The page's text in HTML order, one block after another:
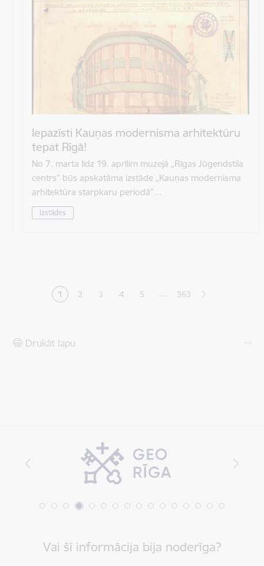
Iepazīsti Kauņas modernisma arhitektūru
tepat Rīgā!
No 7. marta līdz 19. aprīlim muzejā „Rīgas Jūgendstila
centrs” būs apskatāma izstāde „Kauņas modernisma
arhitektūra starpkaru periodā”…
Izstādes
Pašreizējā lapa
1 Lapa
2 Lapa
3 Lapa
4 Lapa
5 … 363
Drukāt lapu
Vai šī informācija bija noderīga?